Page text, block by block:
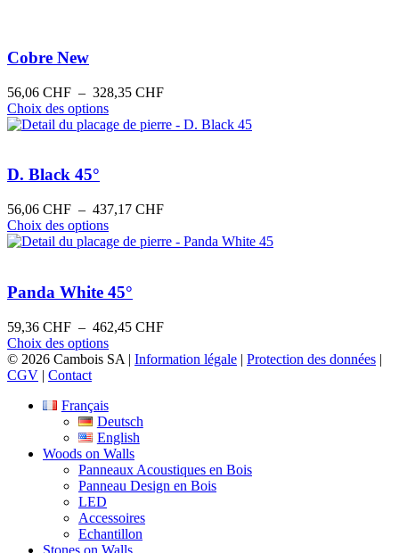
options
peuvent
être
choisies
produit
Cobre New
56,06 CHF – 328,35 CHFPlage
prix :
Choix des optionsCe
produit
options
peuvent
être
choisies
la
page
produit
D. Black 45°
56,06 CHF – 437,17 CHFPlage
prix :
Choix des optionsCe
produit
variations.
Les
options
peuvent
être
choisies
la
page
du
produit
Panda White 45°
59,36 CHF – 462,45 CHFPlage
prix :
Choix des optionsCe
produit
variations.
Les
options
peuvent
être
choisies
la
page
© 2026 Cambois SA | Information légale | Protection des données |
CGV | Contact
Français
Deutsch
English
Woods on Walls
Panneaux Acoustiques en Bois
Panneau Design en Bois
LED
Accessoires
Echantillon
Stones on Walls